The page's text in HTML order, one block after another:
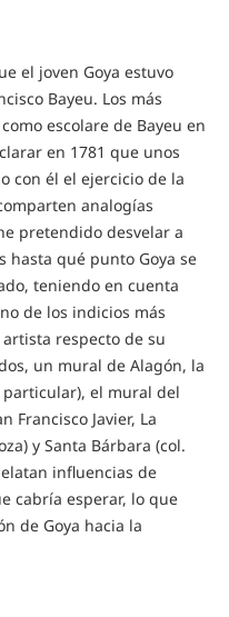
el joven Goya estuvo
Bayeu. Los más
escolare de Bayeu en
en 1781 que unos
con él el ejercicio de la
analogías
pretendido desvelar a
hasta qué punto Goya se
teniendo en cuenta
de los indicios más
respecto de su
un mural de Alagón, la
el mural del
Francisco Javier, La
y Santa Bárbara (col.
influencias de
cabría esperar, lo que
de Goya hacia la